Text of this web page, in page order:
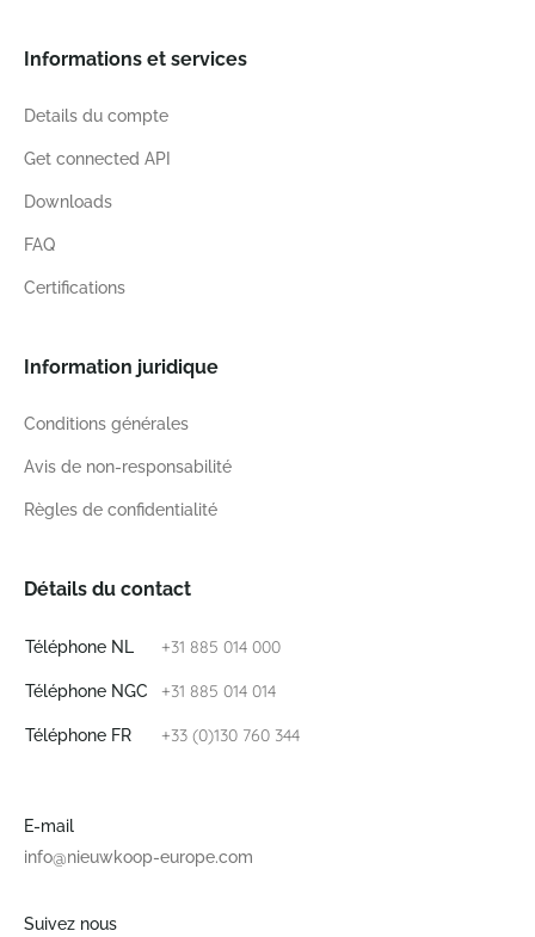
Informations et services
Details du compte
Get connected API
Downloads
FAQ
Certifications
Information juridique
Conditions générales
Avis de non-responsabilité
Règles de confidentialité
Détails du contact
Téléphone NL +31 885 014 000
Téléphone NGC +31 885 014 014
Téléphone FR +33 (0)130 760 344
E-mail
info@nieuwkoop-europe.com
Suivez nous